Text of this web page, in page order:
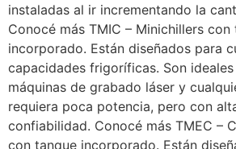
instaladas al ir incrementando la
Conocé más TMIC – Minichillers con
incorporado. Están diseñados para
capacidades frigoríficas. Son
máquinas de grabado láser y
requiera poca potencia, pero con
confiabilidad. Conocé más TMEC –
con tanque incorporado. Están